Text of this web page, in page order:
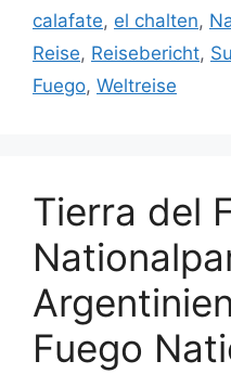
calafate, el chalten,
Reise, Reisebericht,
Fuego, Weltreise
Tierra del
Fuego